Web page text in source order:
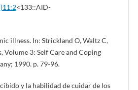
<133::AID-
illness. In: Strickland O, Waltz C,
3: Self Care and Coping
1990. p. 79-96.
y la habilidad de cuidar de los